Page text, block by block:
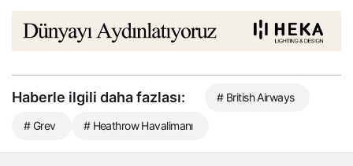
Haberle ilgili daha fazlası: # British Airways
# Grev # Heathrow Havalimanı